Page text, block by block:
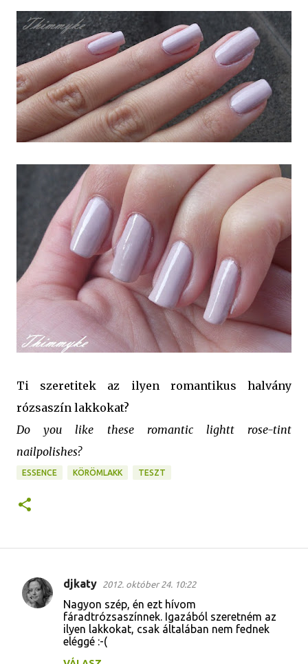
Ti szeretitek az ilyen romantikus halvány
rózsaszín lakkokat?
Do you like these romantic lightt rose-tint
nailpolishes?
ESSENCE KÖRÖMLAKK TESZT
M
djkaty 2012. október 24. 10:22
Nagyon szép, én ezt hívom
fáradtrózsaszínnek. Igazából szeretném az
ilyen lakkokat, csak általában nem fednek
eléggé :-(